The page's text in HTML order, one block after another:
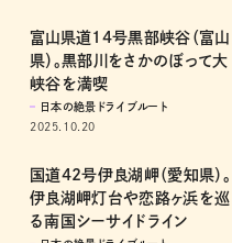
富山県道14号黒部峡谷（富山
県）。黒部川をさかのぼって大
峡谷を満喫
日本の絶景ドライブルート
2025.10.20
国道42号伊良湖岬（愛知県）。
伊良湖岬灯台や恋路ヶ浜を巡
る南国シーサイドライン